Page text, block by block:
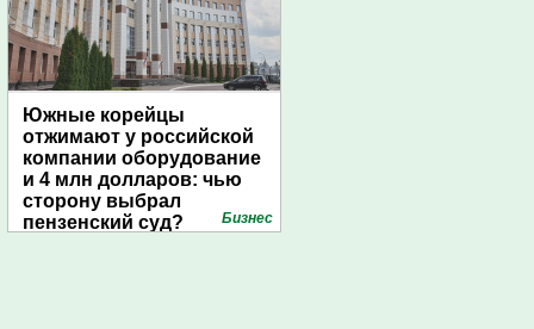
Южные корейцы
отжимают у российской
компании оборудование
и 4 млн долларов: чью
сторону выбрал
пензенский суд?
Бизнес